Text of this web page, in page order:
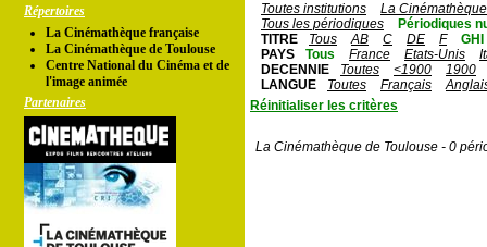
Répertoires
La Cinémathèque française
La Cinémathèque de Toulouse
Centre National du Cinéma et de
l'image animée
Partenaires
Toutes institutions
La
Tous les périodiques
Périodiques
TITRE
Tous AB C DE F
GHI
PAYS
Tous France Etats-Unis
DECENNIE
Toutes <1900
1900
LANGUE
Toutes Français
Réinitialiser les critères
La Cinémathèque de Toulouse - 0